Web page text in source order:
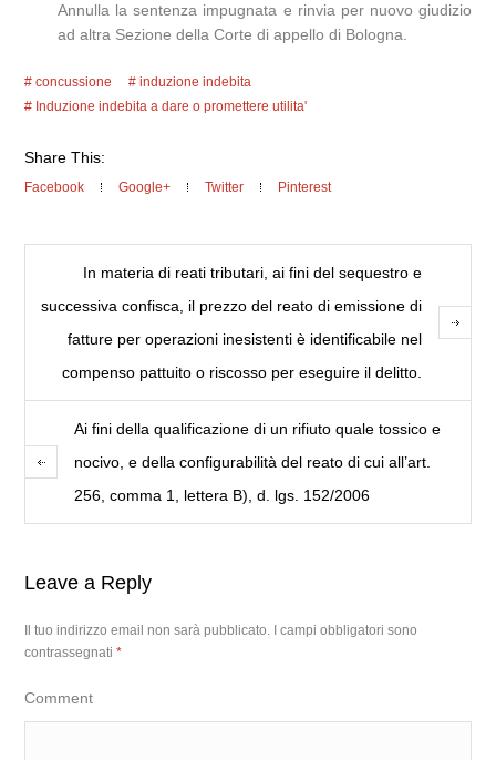
Annulla la sentenza impugnata e rinvia per nuovo giudizio
ad altra Sezione della Corte di appello di Bologna.
concussione
induzione indebita
Induzione indebita a dare o promettere utilita'
Share This:
Facebook Google+ Twitter Pinterest
In materia di reati tributari, ai fini del sequestro e
successiva confisca, il prezzo del reato di emissione di
fatture per operazioni inesistenti è identificabile nel
compenso pattuito o riscosso per eseguire il delitto.
Ai fini della qualificazione di un rifiuto quale tossico e
nocivo, e della configurabilità del reato di cui all’art.
256, comma 1, lettera B), d. lgs. 152/2006
Leave a Reply
Il tuo indirizzo email non sarà pubblicato.
I campi obbligatori sono
contrassegnati*
Comment